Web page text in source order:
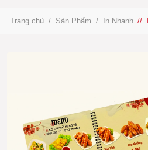
Trang chủ / Sản Phẩm / In Nhanh /